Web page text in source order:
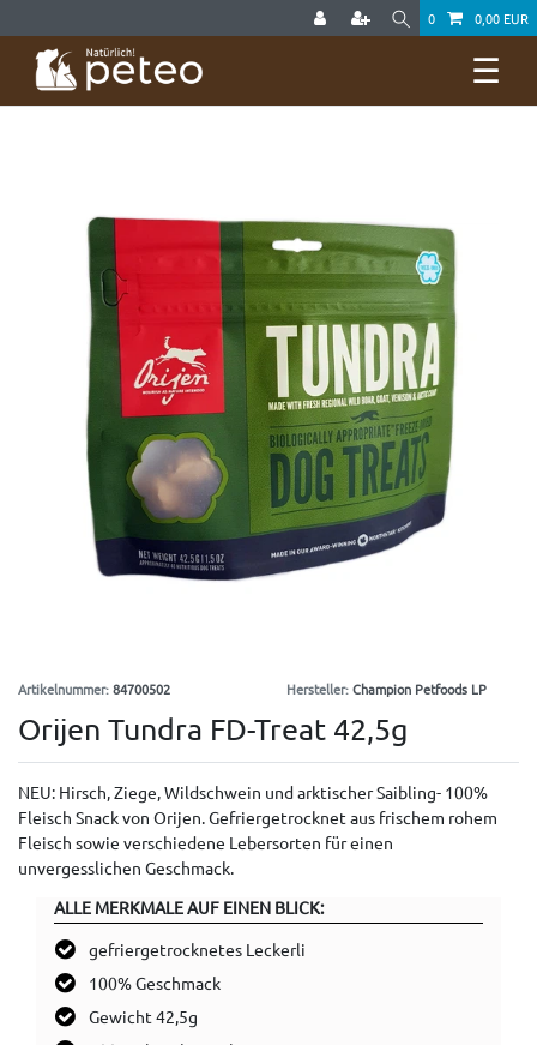
0 0,00 EUR
☰
Artikelnummer:84700502 Hersteller:Champion Petfoods LP
Orijen Tundra FD-Treat 42,5g
NEU: Hirsch, Ziege, Wildschwein und arktischer Saibling- 100%
Fleisch Snack von Orijen. Gefriergetrocknet aus frischem rohem
Fleisch sowie verschiedene Lebersorten für einen
unvergesslichen Geschmack.
ALLE MERKMALE AUF EINEN BLICK:
gefriergetrocknetes Leckerli
100% Geschmack
Gewicht 42,5g